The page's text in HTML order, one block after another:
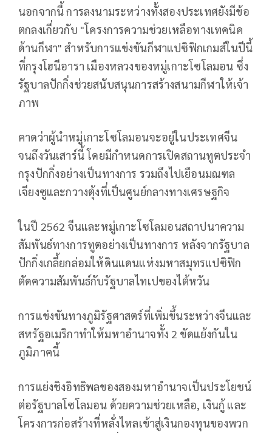
นอกจากนี้ การลงนามระหว่างทั้งสองประเทศยังมีข้อ
ตกลงเกี่ยวกับ "โครงการความช่วยเหลือทางเทคนิค
ด้านกีฬา" สำหรับการแข่งขันกีฬาแปซิฟิกเกมส์ในปีนี้
ที่กรุงโฮนีอารา เมืองหลวงของหมู่เกาะโซโลมอน ซึ่ง
รัฐบาลปักกิ่งช่วยสนับสนุนการสร้างสนามกีฬาให้เจ้า
ภาพ
คาดว่าผู้นำหมู่เกาะโซโลมอนจะอยู่ในประเทศจีน
จนถึงวันเสาร์นี้ โดยมีกำหนดการเปิดสถานทูตประจำ
กรุงปักกิ่งอย่างเป็นทางการ รวมถึงไปเยือนมณฑล
เจียงซูและกวางตุ้งที่เป็นศูนย์กลางทางเศรษฐกิจ
ในปี 2562 จีนและหมู่เกาะโซโลมอนสถาปนาความ
สัมพันธ์ทางการทูตอย่างเป็นทางการ หลังจากรัฐบาล
ปักกิ่งเกลี้ยกล่อมให้ดินแดนแห่งมหาสมุทรแปซิฟิก
ตัดความสัมพันธ์กับรัฐบาลไทเปของไต้หวัน
การแข่งขันทางภูมิรัฐศาสตร์ที่เพิ่มขึ้นระหว่างจีนและ
สหรัฐอเมริกาทำให้มหาอำนาจทั้ง 2 ขัดแย้งกันใน
ภูมิภาคนี้
การแย่งชิงอิทธิพลของสองมหาอำนาจเป็นประโยชน์
ต่อรัฐบาลโซโลมอน ด้วยความช่วยเหลือ, เงินกู้ และ
โครงการก่อสร้างที่หลั่งไหลเข้าสู่เงินกองทุนของพวก